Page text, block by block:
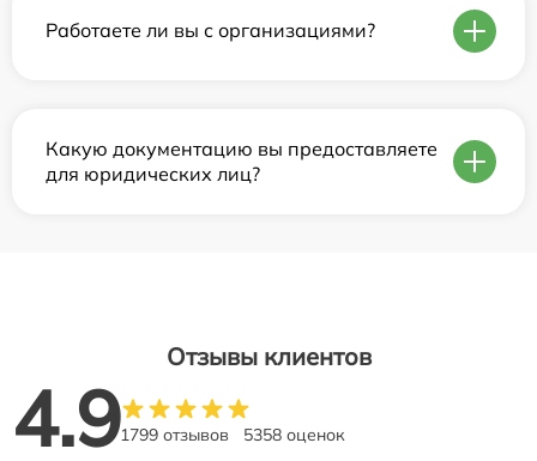
Работаете ли вы с организациями?
Какую документацию вы предоставляете
для юридических лиц?
Отзывы клиентов
4.91799 отзывов 5358 оценок